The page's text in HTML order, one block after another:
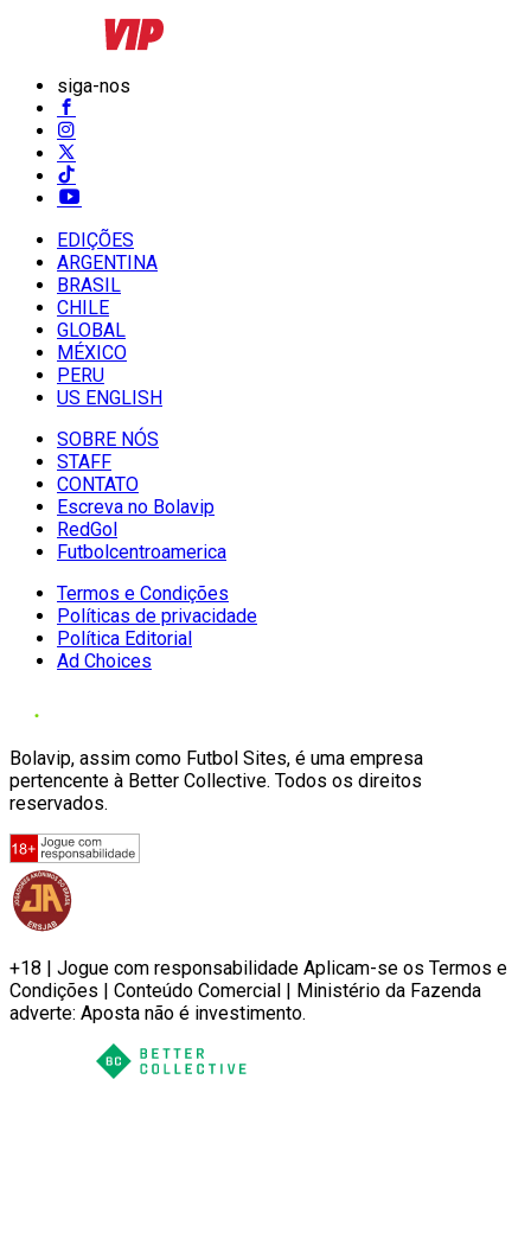
siga-nos
EDIÇÕES
ARGENTINA
BRASIL
CHILE
GLOBAL
MÉXICO
PERU
US ENGLISH
SOBRE NÓS
STAFF
CONTATO
Escreva no Bolavip
RedGol
Futbolcentroamerica
Termos e Condições
Políticas de privacidade
Política Editorial
Ad Choices
Bolavip, assim como Futbol Sites, é uma empresa
pertencente à Better Collective. Todos os direitos
reservados.
+18 | Jogue com responsabilidade Aplicam-se os Termos e
Condições | Conteúdo Comercial | Ministério da Fazenda
adverte: Aposta não é investimento.